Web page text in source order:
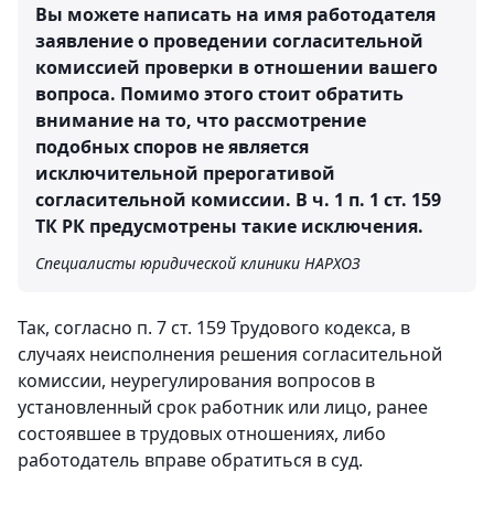
Вы можете написать на имя работодателя
заявление о проведении согласительной
комиссией проверки в отношении вашего
вопроса. Помимо этого стоит обратить
внимание на то, что рассмотрение
подобных споров не является
исключительной прерогативой
согласительной комиссии. В ч. 1 п. 1 ст. 159
ТК РК предусмотрены такие исключения.
Специалисты юридической клиники НАРХОЗ
Так, согласно п. 7 ст. 159 Трудового кодекса, в
случаях неисполнения решения согласительной
комиссии, неурегулирования вопросов в
установленный срок работник или лицо, ранее
состоявшее в трудовых отношениях, либо
работодатель вправе обратиться в суд.